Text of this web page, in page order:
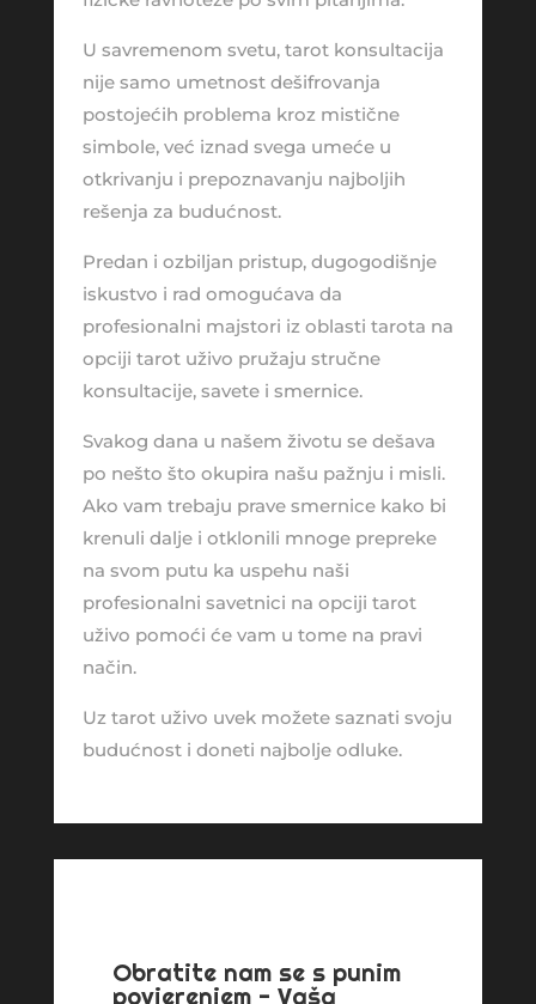
U savremenom svetu, tarot konsultacija
nije samo umetnost dešifrovanja
postojećih problema kroz mistične
simbole, već iznad svega umeće u
otkrivanju i prepoznavanju najboljih
rešenja za budućnost.
Predan i ozbiljan pristup, dugogodišnje
iskustvo i rad omogućava da
profesionalni majstori iz oblasti tarota na
opciji tarot uživo pružaju stručne
konsultacije, savete i smernice.
Svakog dana u našem životu se dešava
po nešto što okupira našu pažnju i misli.
Ako vam trebaju prave smernice kako bi
krenuli dalje i otklonili mnoge prepreke
na svom putu ka uspehu naši
profesionalni savetnici na opciji tarot
uživo pomoći će vam u tome na pravi
način.
Uz tarot uživo uvek možete saznati svoju
budućnost i doneti najbolje odluke.
Obratite nam se s punim
povjerenjem - Vaša